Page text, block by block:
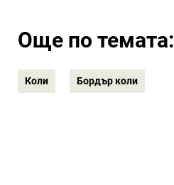
Още по темата:
Коли Бордър коли